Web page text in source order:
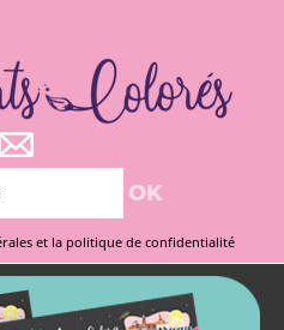
et la politique de confidentialité